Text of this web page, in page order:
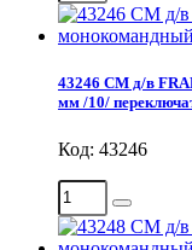
43246 СМ д/в
мм /10/
Код: 43246